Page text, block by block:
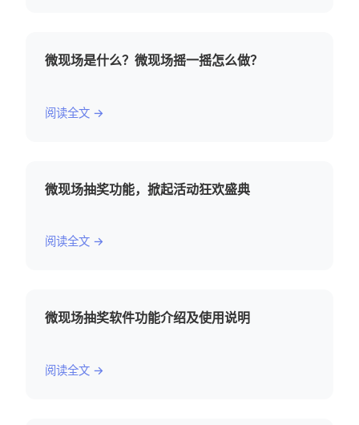
微现场是什么？微现场摇一摇怎么做？
阅读全文 →
微现场抽奖功能，掀起活动狂欢盛典
阅读全文 →
微现场抽奖软件功能介绍及使用说明
阅读全文 →